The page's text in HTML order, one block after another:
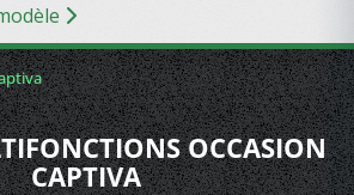
par modèle
OCCASION
CAPTIVA